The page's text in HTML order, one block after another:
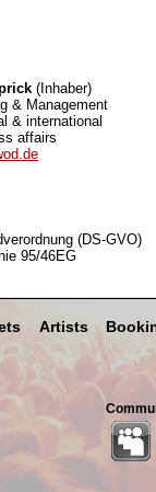
(Inhaber)
& Management
& international
affairs
(DS-GVO)
95/46EG
Artists